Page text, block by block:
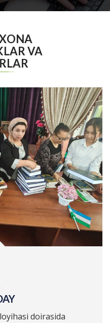
VA
doirasida